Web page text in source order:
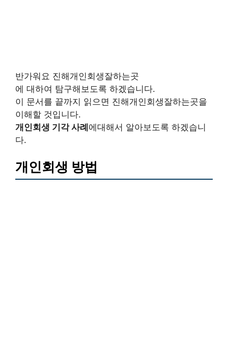
반가워요 진해개인회생잘하는곳
에 대하여 탐구해보도록 하겠습니다.
이 문서를 끝까지 읽으면 진해개인회생잘하는곳을
이해할 것입니다.
개인회생 기각 사례에대해서 알아보도록 하겠습니
다.
개인회생 방법